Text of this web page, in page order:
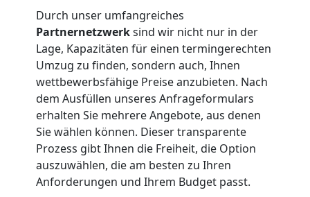
Durch unser umfangreiches
Partnernetzwerksind wir nicht nur in der
Lage, Kapazitäten für einen termingerechten
Umzug zu finden, sondern auch, Ihnen
wettbewerbsfähige Preise anzubieten. Nach
dem Ausfüllen unseres Anfrageformulars
erhalten Sie mehrere Angebote, aus denen
Sie wählen können. Dieser transparente
Prozess gibt Ihnen die Freiheit, die Option
auszuwählen, die am besten zu Ihren
Anforderungen und Ihrem Budget passt.
Wiener
Neustadt
Möbeltransport
Wiener
Neustadt